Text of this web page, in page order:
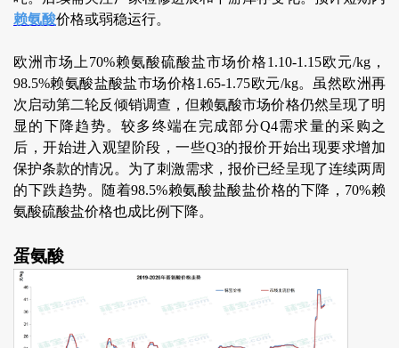
赖氨酸价格或弱稳运行。
欧洲市场上70%赖氨酸硫酸盐市场价格1.10-1.15欧元/kg，
98.5%赖氨酸盐酸盐市场价格1.65-1.75欧元/kg。虽然欧洲再
次启动第二轮反倾销调查，但赖氨酸市场价格仍然呈现了明
显的下降趋势。较多终端在完成部分Q4需求量的采购之
后，开始进入观望阶段，一些Q3的报价开始出现要求增加
保护条款的情况。为了刺激需求，报价已经呈现了连续两周
的下跌趋势。随着98.5%赖氨酸盐酸盐价格的下降，70%赖
氨酸硫酸盐价格也成比例下降。
蛋氨酸